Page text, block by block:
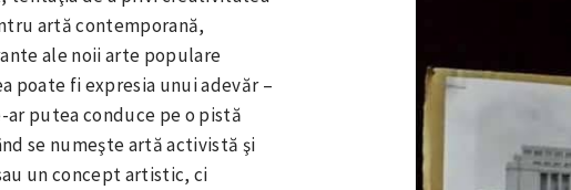
artă contemporană,
ale noii arte populare
poate fi expresia unui adevăr –
ar putea conduce pe o pistă
se numeşte artă activistă şi
un concept artistic, ci